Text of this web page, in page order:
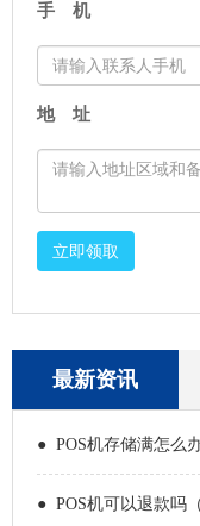
手 机
地 址
立即领取
最新资讯
● POS机存储满怎么
● POS机可以退款吗